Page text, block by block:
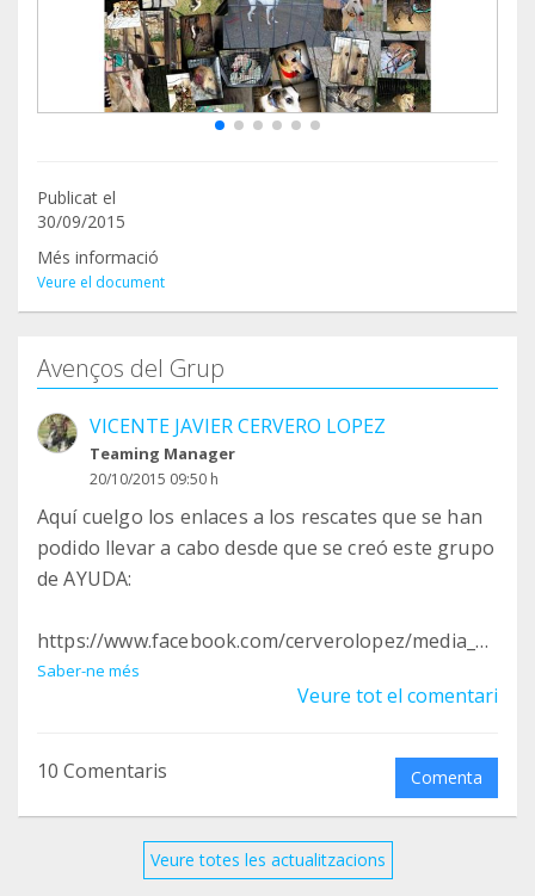
Publicat el
30/09/2015
Més informació
Veure el document
Avenços del Grup
VICENTE JAVIER CERVERO LOPEZ
Teaming Manager
20/10/2015 09:50 h
Aquí cuelgo los enlaces a los rescates que se han
podido llevar a cabo desde que se creó este grupo
de AYUDA:
https://www.facebook.com/cerverolopez/media_se
t?
set=a.10206734735160784.1073742047.164664144
https://www.facebook.com/cerverolopez/media_se
set=a.10206739984412012.1073742048.164664144
Saber-ne més
Veure tot el comentari
10 Comentaris Comenta
Veure totes les actualitzacions